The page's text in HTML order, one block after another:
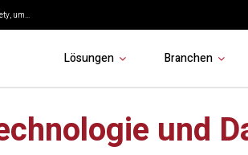
um...
Lösungen Branchen
und